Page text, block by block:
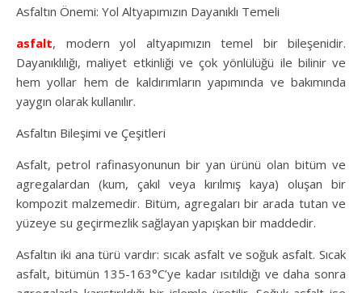
Asfaltın Önemi: Yol Altyapımızın Dayanıklı Temeli
asfalt, modern yol altyapımızın temel bir bileşenidir.
Dayanıklılığı, maliyet etkinliği ve çok yönlülüğü ile bilinir ve
hem yollar hem de kaldırımların yapımında ve bakımında
yaygın olarak kullanılır.
Asfaltın Bileşimi ve Çeşitleri
Asfalt, petrol rafinasyonunun bir yan ürünü olan bitüm ve
agregalardan (kum, çakıl veya kırılmış kaya) oluşan bir
kompozit malzemedir. Bitüm, agregaları bir arada tutan ve
yüzeye su geçirmezlik sağlayan yapışkan bir maddedir.
Asfaltın iki ana türü vardır: sıcak asfalt ve soğuk asfalt. Sıcak
asfalt, bitümün 135-163°C’ye kadar ısıtıldığı ve daha sonra